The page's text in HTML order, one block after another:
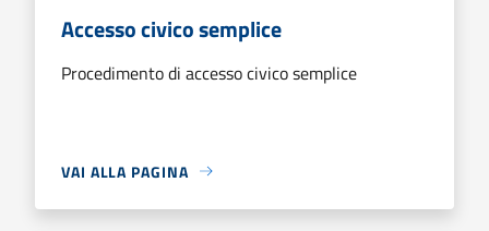
Accesso civico semplice
Procedimento di accesso civico semplice
VAI ALLA PAGINA